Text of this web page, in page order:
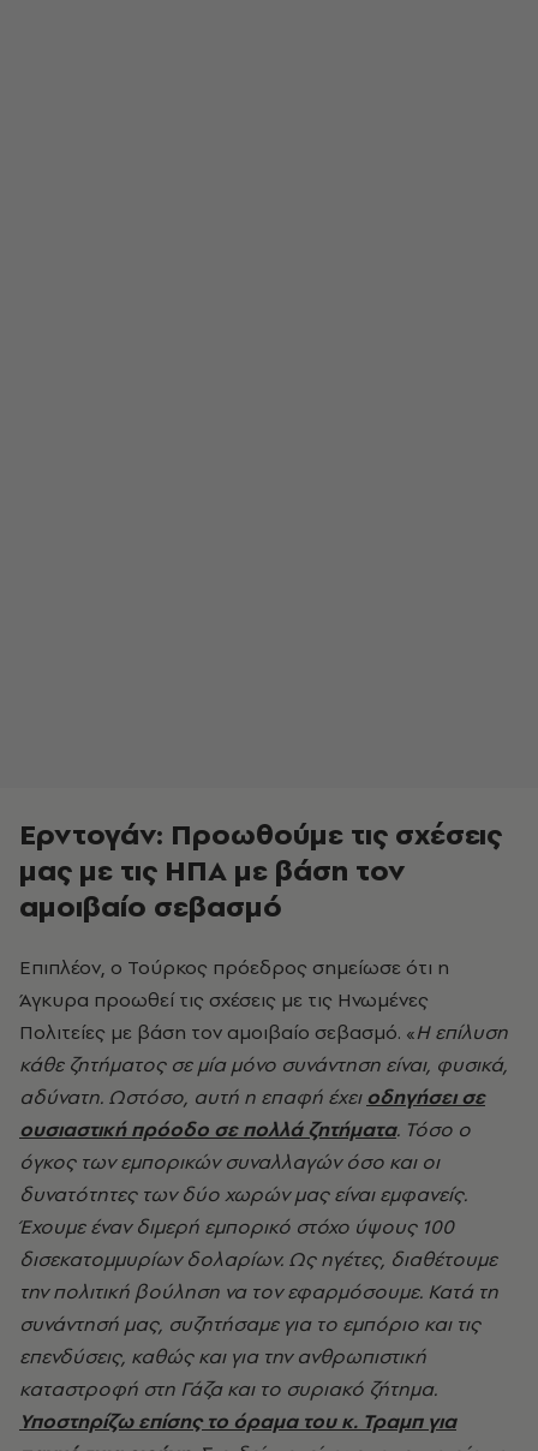
Ερντογάν: Προωθούμε τις σχέσεις
μας με τις ΗΠΑ με βάση τον
αμοιβαίο σεβασμό
Επιπλέον, ο Τούρκος πρόεδρος σημείωσε ότι η
Άγκυρα προωθεί τις σχέσεις με τις Ηνωμένες
Πολιτείες με βάση τον αμοιβαίο σεβασμό. «Η επίλυση
κάθε ζητήματος σε μία μόνο συνάντηση είναι, φυσικά,
αδύνατη. Ωστόσο, αυτή η επαφή έχει οδηγήσει σε
ουσιαστική πρόοδο σε πολλά ζητήματα. Τόσο ο
όγκος των εμπορικών συναλλαγών όσο και οι
δυνατότητες των δύο χωρών μας είναι εμφανείς.
Έχουμε έναν διμερή εμπορικό στόχο ύψους 100
δισεκατομμυρίων δολαρίων. Ως ηγέτες, διαθέτουμε
την πολιτική βούληση να τον εφαρμόσουμε. Κατά τη
συνάντησή μας, συζητήσαμε για το εμπόριο και τις
επενδύσεις, καθώς και για την ανθρωπιστική
καταστροφή στη Γάζα και το συριακό ζήτημα.
Υποστηρίζω επίσης το όραμα του κ. Τραμπ για